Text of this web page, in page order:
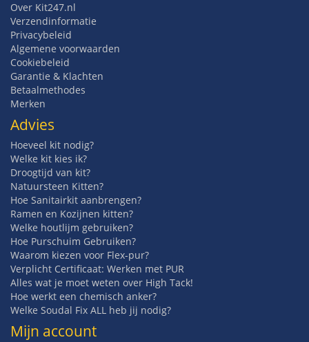
Over Kit247.nl
Verzendinformatie
Privacybeleid
Algemene voorwaarden
Cookiebeleid
Garantie & Klachten
Betaalmethodes
Merken
Advies
Hoeveel kit nodig?
Welke kit kies ik?
Droogtijd van kit?
Natuursteen Kitten?
Hoe Sanitairkit aanbrengen?
Ramen en Kozijnen kitten?
Welke houtlijm gebruiken?
Hoe Purschuim Gebruiken?
Waarom kiezen voor Flex-pur?
Verplicht Certificaat: Werken met PUR
Alles wat je moet weten over High Tack!
Hoe werkt een chemisch anker?
Welke Soudal Fix ALL heb jij nodig?
Mijn account